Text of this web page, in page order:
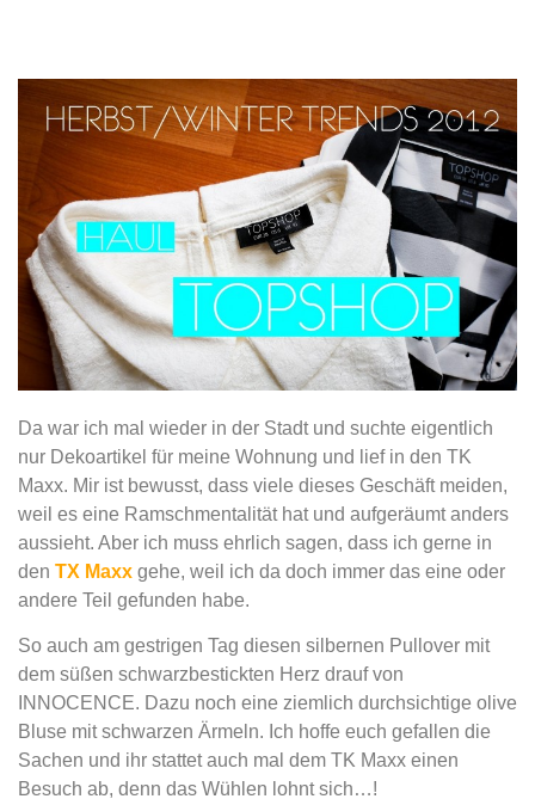
Da war ich mal wieder in der Stadt und suchte eigentlich
nur Dekoartikel für meine Wohnung und lief in den TK
Maxx. Mir ist bewusst, dass viele dieses Geschäft meiden,
weil es eine Ramschmentalität hat und aufgeräumt anders
aussieht. Aber ich muss ehrlich sagen, dass ich gerne in
den TX Maxx gehe, weil ich da doch immer das eine oder
andere Teil gefunden habe.
So auch am gestrigen Tag diesen silbernen Pullover mit
dem süßen schwarzbestickten Herz drauf von
INNOCENCE. Dazu noch eine ziemlich durchsichtige olive
Bluse mit schwarzen Ärmeln. Ich hoffe euch gefallen die
Sachen und ihr stattet auch mal dem TK Maxx einen
Besuch ab, denn das Wühlen lohnt sich…!